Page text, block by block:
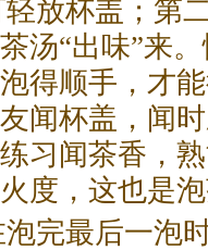
放杯盖；第
汤“出味”来
得顺手，才
闻杯盖，闻
习闻茶香，
度，这也是
完最后一泡